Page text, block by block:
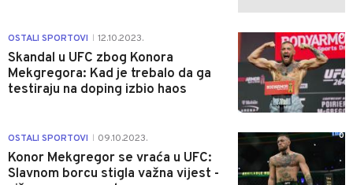
OSTALI SPORTOVI 12.10.2023.
Skandal u UFC zbog Konora
Mekgregora: Kad je trebalo da ga
testiraju na doping izbio haos
0
OSTALI SPORTOVI 09.10.2023.
Konor Mekgregor se vraća u UFC:
Slavnom borcu stigla važna vijest -
0